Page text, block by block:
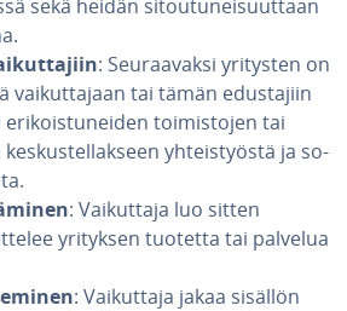
sekä heidän si­tou­tu­nei­suut­taan
: Seu­raa­vak­si yritysten on
vai­kut­ta­jaan tai tämän edus­ta­jiin
eri­kois­tu­nei­den toi­mis­to­jen tai
yh­teis­työs­tä ja so­
: Vai­kut­ta­ja luo sitten
yrityksen tuotetta tai palvelua
: Vai­kut­ta­ja jakaa sisällön